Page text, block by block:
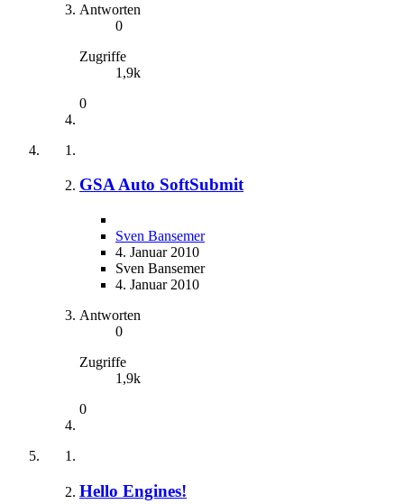
Antworten
0
Zugriffe
1,9k
0
GSA Auto SoftSubmit
Sven Bansemer
4. Januar 2010
Sven Bansemer
4. Januar 2010
Antworten
0
Zugriffe
1,9k
0
Hello Engines!